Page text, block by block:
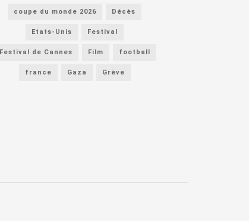
coupe du monde 2026 Décès
Etats-Unis Festival
Festival de Cannes Film football
france Gaza Grève